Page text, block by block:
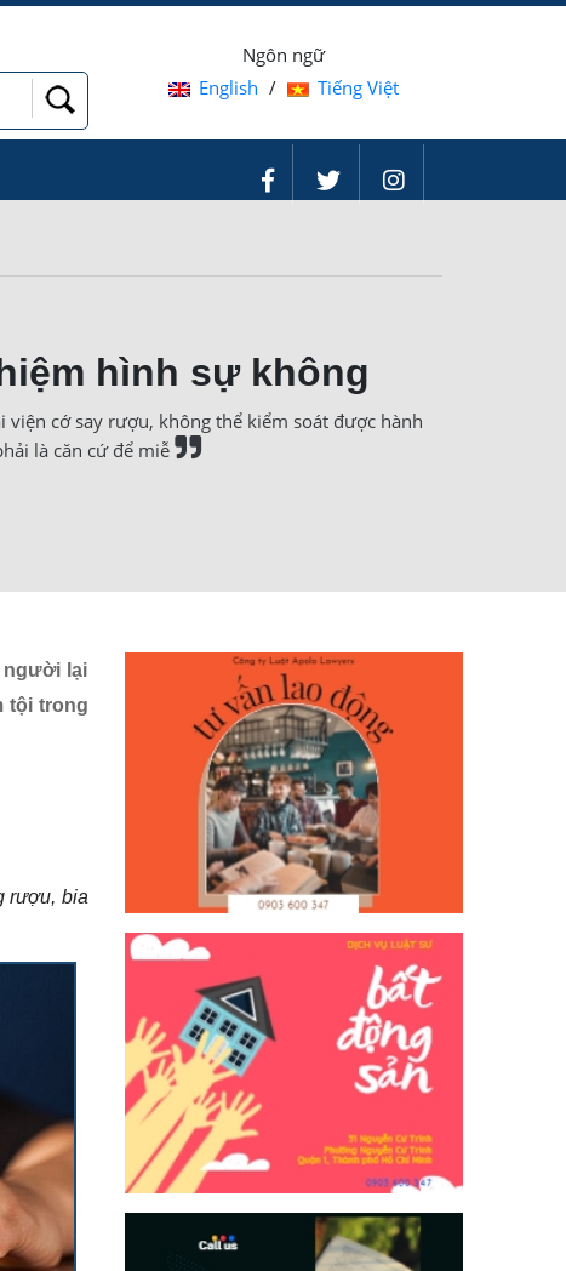
Ngôn ngữ
English / Tiếng Việt
hình sự không
cớ say rượu, không thể kiểm soát được hành
là căn cứ để miễ
người lại
tội trong
rượu, bia